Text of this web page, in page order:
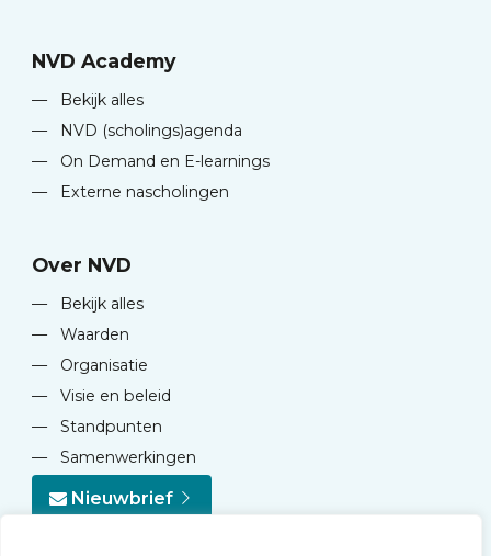
NVD Academy
—
Bekijk alles
—
NVD (scholings)agenda
—
On Demand en E-learnings
—
Externe nascholingen
Over NVD
—
Bekijk alles
—
Waarden
—
Organisatie
—
Visie en beleid
—
Standpunten
—
Samenwerkingen
Nieuwbrief